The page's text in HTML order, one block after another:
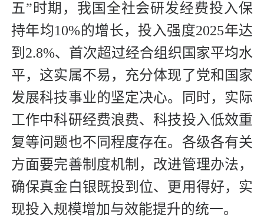
五”时期，我国全社会研发经费投入保
持年均10%的增长，投入强度2025年达
到2.8%、首次超过经合组织国家平均水
平，这实属不易，充分体现了党和国家
发展科技事业的坚定决心。同时，实际
工作中科研经费浪费、科技投入低效重
复等问题也不同程度存在。各级各有关
方面要完善制度机制，改进管理办法，
确保真金白银既投到位、更用得好，实
现投入规模增加与效能提升的统一。